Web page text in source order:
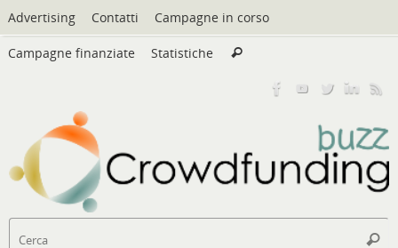
Vai
al
contenuto
Advertising Contatti Campagne in corso
Campagne finanziate Statistiche Cerca
Cerca